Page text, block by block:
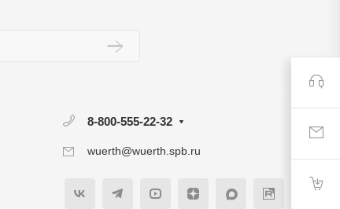
8-800-555-22-32
wuerth@wuerth.spb.ru